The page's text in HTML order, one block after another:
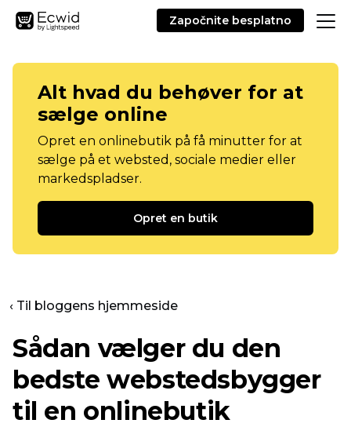
Započnite besplatno
Alt hvad du behøver for at
sælge online
Opret en onlinebutik på få minutter for at
sælge på et websted, sociale medier eller
markedspladser.
Opret en butik
‹ Til bloggens hjemmeside
Sådan vælger du den
bedste webstedsbygger
til en onlinebutik